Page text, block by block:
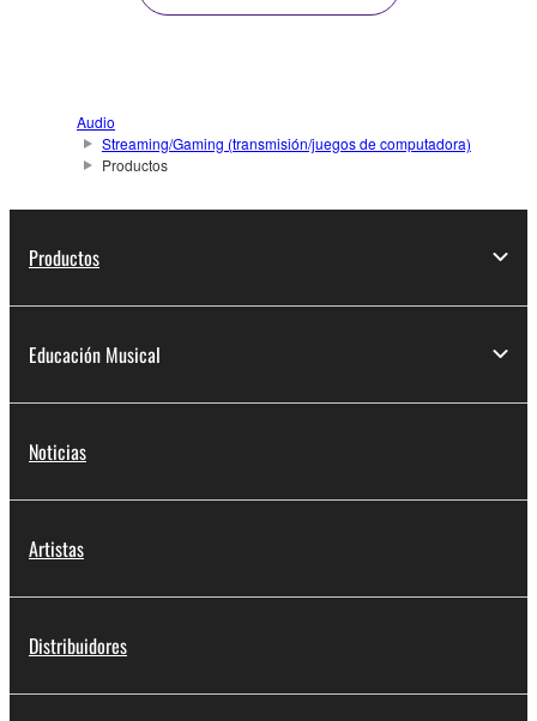
Audio
Streaming/Gaming (transmisión/juegos de computadora)
Productos
Productos
Educación Musical
Noticias
Artistas
Distribuidores